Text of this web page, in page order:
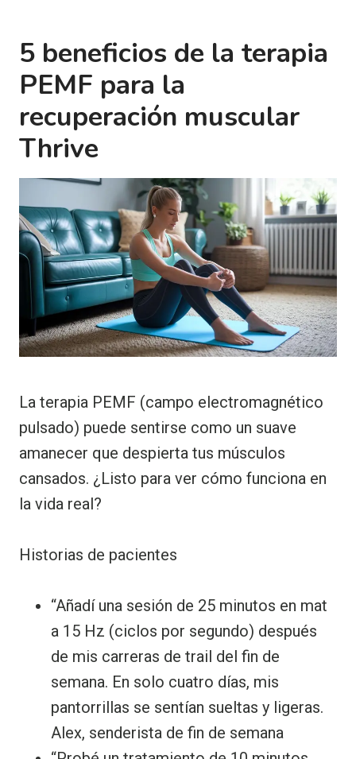
5 beneficios de la terapia
PEMF para la
recuperación muscular
Thrive
La terapia PEMF (campo electromagnético
pulsado) puede sentirse como un suave
amanecer que despierta tus músculos
cansados. ¿Listo para ver cómo funciona en
la vida real?
Historias de pacientes
“Añadí una sesión de 25 minutos en mat
a 15 Hz (ciclos por segundo) después
de mis carreras de trail del fin de
semana. En solo cuatro días, mis
pantorrillas se sentían sueltas y ligeras.
Alex, senderista de fin de semana